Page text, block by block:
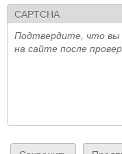
CAPTCHA
Подтвердите, что вы
на сайте после